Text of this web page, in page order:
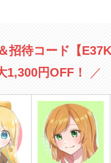
招待コード 【
1,300円OFF！
／